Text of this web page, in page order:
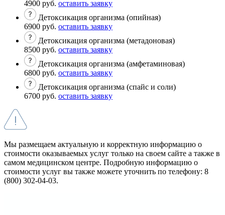
4900 руб. оставить заявку
Детоксикация организма (опийная)
6900 руб. оставить заявку
Детоксикация организма (метадоновая)
8500 руб. оставить заявку
Детоксикация организма (амфетаминовая)
6800 руб. оставить заявку
Детоксикация организма (спайс и соли)
6700 руб. оставить заявку
Мы размещаем актуальную и корректную информацию о
стоимости оказываемых услуг только на своем сайте а также в
самом медицинском центре. Подробную информацию о
стоимости услуг вы также можете уточнить по телефону: 8
(800) 302-04-03.